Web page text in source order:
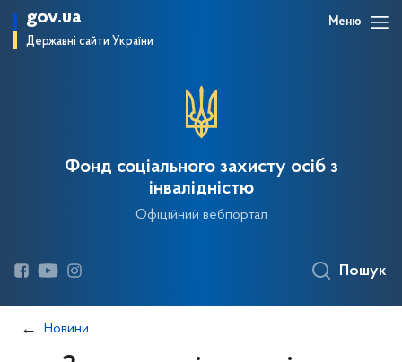
gov.ua
Державні сайти України
Меню
Фонд соціального захисту осіб з
інвалідністю
Офіційний вебпортал
Пошук
Новини